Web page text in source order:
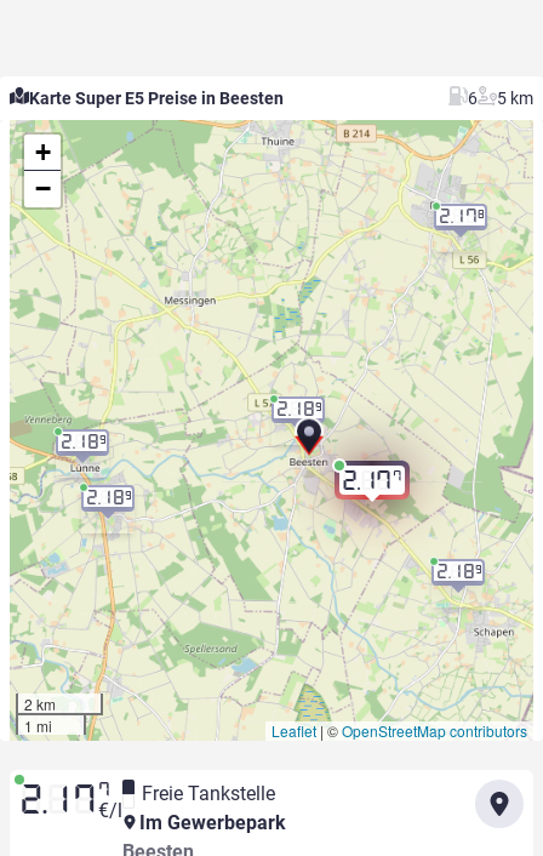
Karte Super E5 Preise in Beesten 6 5 km
2.177
2.189
2.189
2.189
2.189
2.178
+
−
2 km
1 mi
Leaflet |©OpenStreetMap contributors
2.17 7
€/l
Freie Tankstelle
Im Gewerbepark